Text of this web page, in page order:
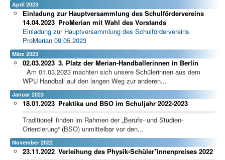
April 2023
Einladung zur Hauptversammlung des Schulfördervereins
ProMerian mit Wahl des Vorstands
14.04.2023
Einladung zur Hauptversammlung des Schulfördervereins
ProMerian 09.05.2023
März 2023
3. Platz der Merian-Handballerinnen in Berlin
02.03.2023
Am 01.03.2023 machten sich unsere Schülerinnen aus dem
WPU Handball auf den langen Weg zur anderen...
Januar 2023
Praktika und BSO im Schuljahr 2022-2023
18.01.2023
Traditionell finden im Rahmen der „Berufs- und Studien-
Orientierung“ (BSO) unmittelbar vor den...
November 2022
Verleihung des Physik-Schüler*innenpreises 2022
23.11.2022